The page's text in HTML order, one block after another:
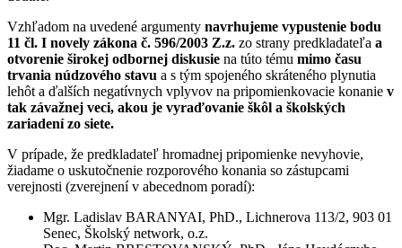
Vzhľadom na uvedené argumenty navrhujeme vypustenie bodu
11 čl. I novely zákona č. 596/2003 Z.z. zo strany predkladateľa a
otvorenie širokej odbornej diskusie na túto tému mimo času
trvania núdzového stavu a s tým spojeného skráteného plynutia
lehôt a ďalších negatívnych vplyvov na pripomienkovacie konanie v
tak závažnej veci, akou je vyraďovanie škôl a školských
zariadení zo siete.
V prípade, že predkladateľ hromadnej pripomienke nevyhovie,
žiadame o uskutočnenie rozporového konania so zástupcami
verejnosti (zverejnení v abecednom poradí):
Mgr. Ladislav BARANYAI, PhD., Lichnerova 113/2, 903 01
Senec, Školský network, o.z.